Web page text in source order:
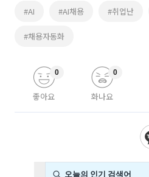
#AI #AI채용 #취업난
#채용자동화
좋아요
0
화나요
0